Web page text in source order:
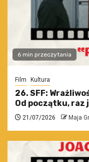
6 min przeczytania
Film Kultura
26. SFF:
Od początku, raz
21/07/2026 Maja